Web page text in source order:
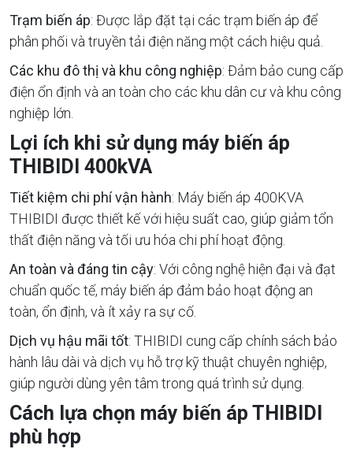
Trạm biến áp: Được lắp đặt tại các trạm biến áp để
phân phối và truyền tải điện năng một cách hiệu quả.
Các khu đô thị và khu công nghiệp: Đảm bảo cung cấp
điện ổn định và an toàn cho các khu dân cư và khu công
nghiệp lớn.
Lợi ích khi sử dụng máy biến áp
THIBIDI 400kVA
Tiết kiệm chi phí vận hành: Máy biến áp 400KVA
THIBIDI được thiết kế với hiệu suất cao, giúp giảm tổn
thất điện năng và tối ưu hóa chi phí hoạt động.
An toàn và đáng tin cậy: Với công nghệ hiện đại và đạt
chuẩn quốc tế, máy biến áp đảm bảo hoạt động an
toàn, ổn định, và ít xảy ra sự cố.
Dịch vụ hậu mãi tốt: THIBIDI cung cấp chính sách bảo
hành lâu dài và dịch vụ hỗ trợ kỹ thuật chuyên nghiệp,
giúp người dùng yên tâm trong quá trình sử dụng.
Cách lựa chọn máy biến áp THIBIDI
phù hợp